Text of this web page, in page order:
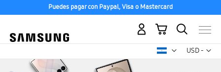
Puedes pagar con Paypal, Visa o Mastercard
USD -
dólar
Mi carrito